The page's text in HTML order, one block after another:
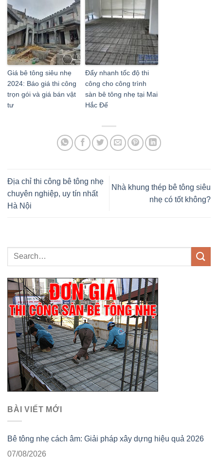
Giá bê tông siêu nhẹ
2024: Báo giá thi công
trọn gói và giá bán vật
tư
Đẩy nhanh tốc độ thi
công cho công trình
sàn bê tông nhẹ tại Mai
Hắc Đế
Địa chỉ thi công bê tông nhẹ
chuyên nghiệp, uy tín nhất
Hà Nội
Nhà khung thép bê tông siêu
nhẹ có tốt không?
BÀI VIẾT MỚI
Bê tông nhẹ cách âm: Giải pháp xây dựng hiệu quả 2026
07/08/2026